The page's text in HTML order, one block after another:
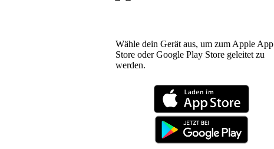
Wähle dein Gerät aus, um zum Apple App
Store oder Google Play Store geleitet zu
werden.